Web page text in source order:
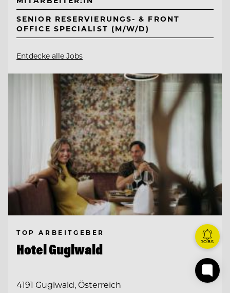
SENIOR RESERVIERUNGS- & FRONT
OFFICE SPECIALIST (M/W/D)
Entdecke alle Jobs
TOP ARBEITGEBER
Hotel Guglwald
4191 Guglwald, Österreich
JOBS